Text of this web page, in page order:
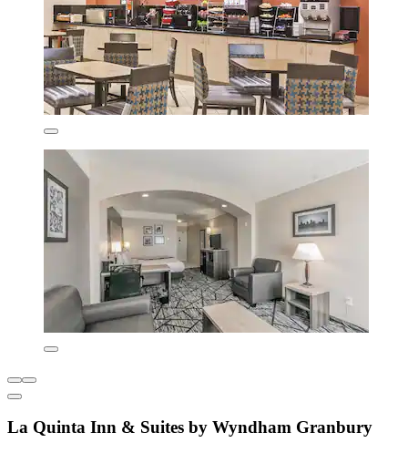
La Quinta Inn & Suites by Wyndham Granbury